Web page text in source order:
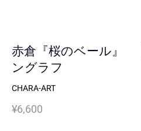
赤倉『桜のベール』
ングラフ
CHARA-ART
¥6,600